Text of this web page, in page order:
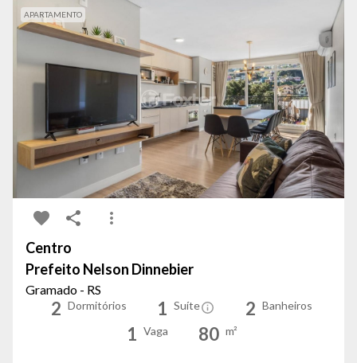
APARTAMENTO
Centro
Prefeito Nelson Dinnebier
Gramado - RS
2 Dormitórios 1 Suíte 2 Banheiros
1 Vaga 80 m²